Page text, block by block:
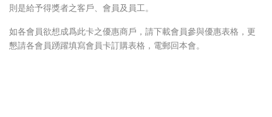
則是給予得獎者之客戶、會員及員工。
如各會員欲想成爲此卡之優惠商戶，請下載會員參與優惠表格，更
懇請各會員踴躍填寫會員卡訂購表格，電郵回本會。